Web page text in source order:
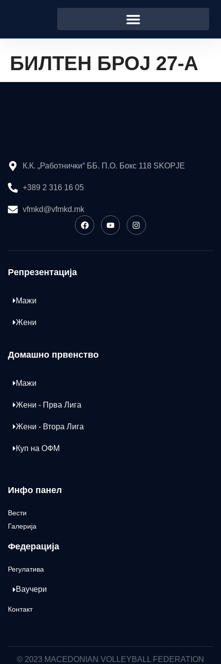
БИЛТЕН БРОЈ 27-A
К.К. „Работнички“ ББ. П.О. Бокс 118 SKOPJE
+389 2 316 16 05
vfmkd@vfmkd.mk
Репрезентација
Мажи
Жени
Домашно првенство
Мажи
Жени - Прва Лига
Жени - Втора Лига
Куп на ОФМ
Инфо панел
Вести
Галерија
Федерација
Регулатива
Ваучери
Контакт
© 2023 MACEDONIAN VOLLEYBALL FEDERATION